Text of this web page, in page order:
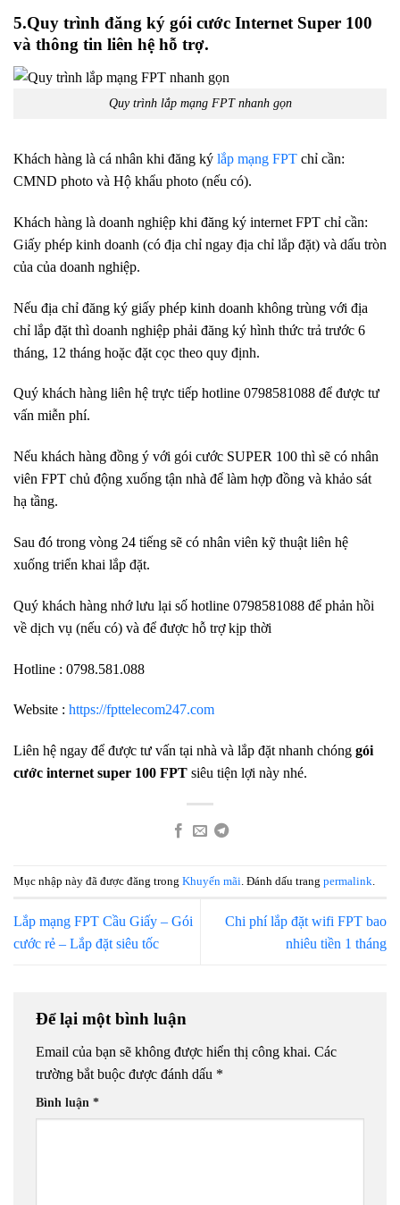
5.Quy trình đăng ký gói cước Internet Super 100
và thông tin liên hệ hỗ trợ.
Quy trình lắp mạng FPT nhanh gọn
Khách hàng là cá nhân khi đăng ký lắp mạng FPT chỉ cần:
CMND photo và Hộ khẩu photo (nếu có).
Khách hàng là doanh nghiệp khi đăng ký internet FPT chỉ cần:
Giấy phép kinh doanh (có địa chỉ ngay địa chỉ lắp đặt) và dấu tròn
của của doanh nghiệp.
Nếu địa chỉ đăng ký giấy phép kinh doanh không trùng với địa
chỉ lắp đặt thì doanh nghiệp phải đăng ký hình thức trả trước 6
tháng, 12 tháng hoặc đặt cọc theo quy định.
Quý khách hàng liên hệ trực tiếp hotline 0798581088 để được tư
vấn miễn phí.
Nếu khách hàng đồng ý với gói cước SUPER 100 thì sẽ có nhân
viên FPT chủ động xuống tận nhà để làm hợp đồng và khảo sát
hạ tầng.
Sau đó trong vòng 24 tiếng sẽ có nhân viên kỹ thuật liên hệ
xuống triển khai lắp đặt.
Quý khách hàng nhớ lưu lại số hotline 0798581088 để phản hồi
về dịch vụ (nếu có) và để được hỗ trợ kịp thời
Hotline : 0798.581.088
Website : https://fpttelecom247.com
Liên hệ ngay để được tư vấn tại nhà và lắp đặt nhanh chóng gói
cước internet super 100 FPT siêu tiện lợi này nhé.
Mục nhập này đã được đăng trong Khuyến mãi . Đánh dấu trang permalink
Lắp mạng FPT Cầu Giấy – Gói
cước rẻ – Lắp đặt siêu tốc
Chi phí lắp đặt wifi FPT bao
nhiêu tiền 1 tháng
Để lại một bình luận
Email của bạn sẽ không được hiển thị công khai. Các
trường bắt buộc được đánh dấu *
Bình luận *